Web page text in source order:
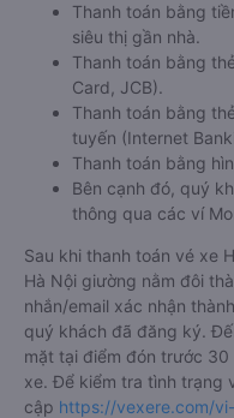
Thanh toán bằng
siêu thị gần nhà.
Thanh toán bằng
Card, JCB).
Thanh toán bằng
tuyến (Internet
Thanh toán bằng
Bên cạnh đó, quý
thông qua các ví
Sau khi thanh toán vé xe
Hà Nội giường nằm đôi
nhắn/email xác nhận
quý khách đã đăng ký.
mặt tại điểm đón trước
xe. Để kiểm tra tình trạng
cập https://vexere.com/